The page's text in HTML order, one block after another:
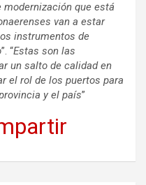
que está
van a estar
instrumentos de
”. “Estas son las
un salto de calidad en
el rol de los puertos para
y el país”